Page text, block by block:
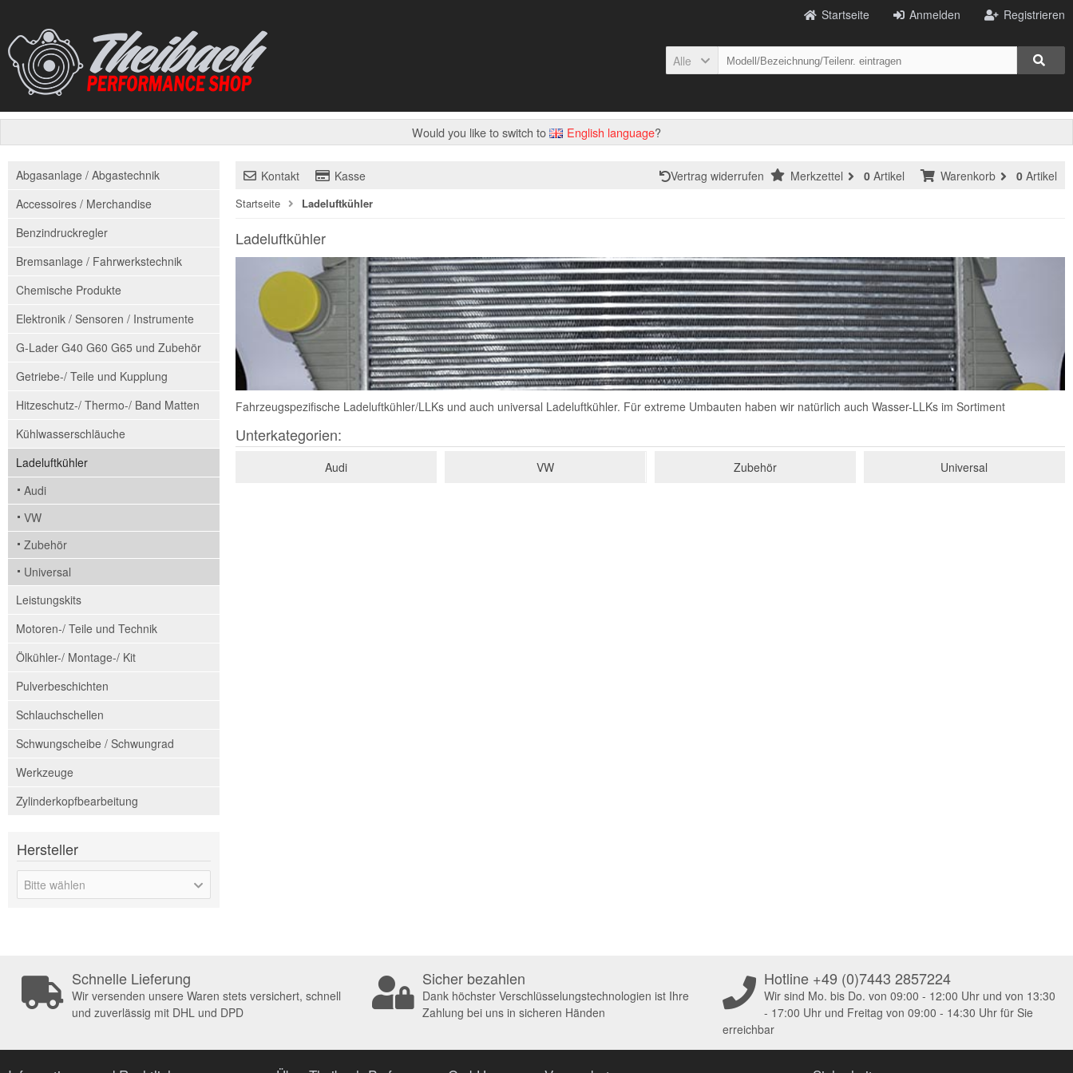
Registrieren
Anmelden
Startseite
Alle
Would you like to switch to English language?
Kontakt Kasse Warenkorb 0 Artikel
Vertrag widerrufen Merkzettel 0 Artikel
Startseite Ladeluftkühler
Ladeluftkühler
Fahrzeugspezifische Ladeluftkühler/LLKs und auch universal Ladeluftkühler. Für extreme Umbauten haben wir natürlich auch Wasser-LLKs im Sortiment
Unterkategorien:
Audi VW Zubehör Universal
Abgasanlage / Abgastechnik
Accessoires / Merchandise
Benzindruckregler
Bremsanlage / Fahrwerkstechnik
Chemische Produkte
Elektronik / Sensoren / Instrumente
G-Lader G40 G60 G65 und Zubehör
Getriebe-/ Teile und Kupplung
Hitzeschutz-/ Thermo-/ Band Matten
Kühlwasserschläuche
Ladeluftkühler
Audi
VW
Zubehör
Universal
Leistungskits
Motoren-/ Teile und Technik
Ölkühler-/ Montage-/ Kit
Pulverbeschichten
Schlauchschellen
Schwungscheibe / Schwungrad
Werkzeuge
Zylinderkopfbearbeitung
Hersteller
Bitte wählen
Schnelle Lieferung
Wir versenden unsere Waren stets versichert, schnell
und zuverlässig mit DHL und DPD
Sicher bezahlen
Dank höchster Verschlüsselungstechnologien ist Ihre
Zahlung bei uns in sicheren Händen
Hotline +49 (0)7443 2857224
Wir sind Mo. bis Do. von 09:00 - 12:00 Uhr und von 13:30
- 17:00 Uhr und Freitag von 09:00 - 14:30 Uhr für Sie
erreichbar